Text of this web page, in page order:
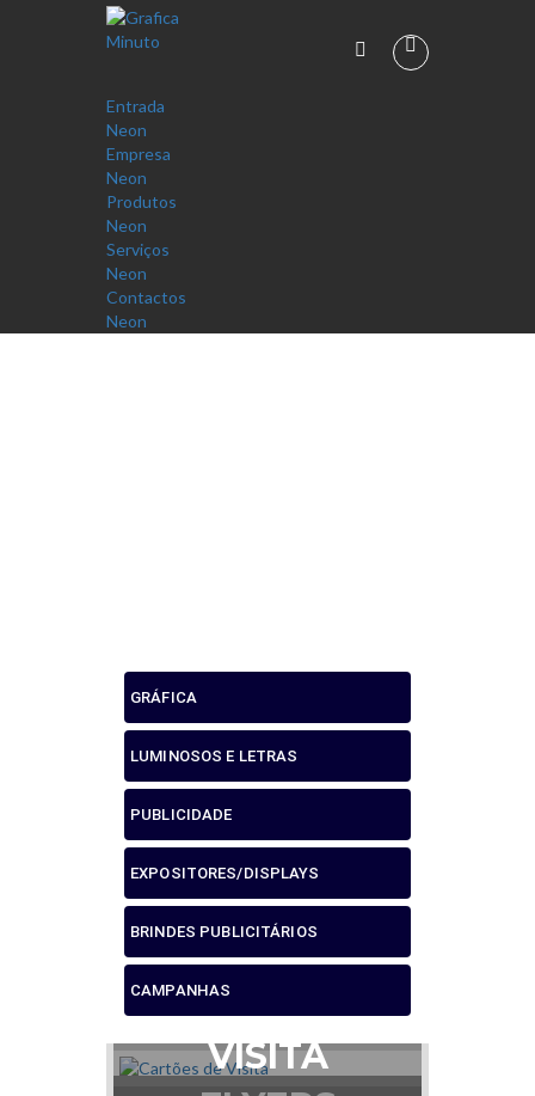
Entrada
Neon
Empresa
Neon
Produtos
Neon
Serviços
Neon
Contactos
Neon
GRÁFICA
LUMINOSOS E LETRAS
PUBLICIDADE
EXPOSITORES/DISPLAYS
BRINDES PUBLICITÁRIOS
CAMPANHAS
CARTÕES DE
VISITA